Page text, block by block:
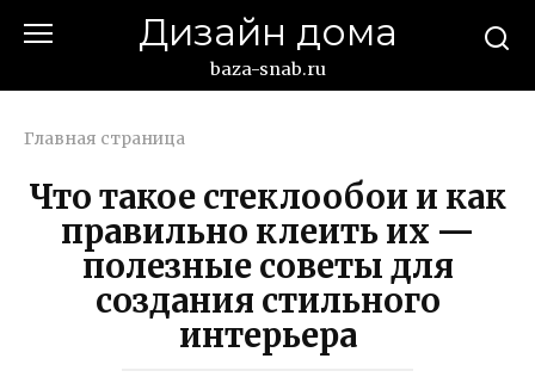
Дизайн дома
baza-snab.ru
Главная страница
Что такое стеклообои и как
правильно клеить их —
полезные советы для
создания стильного
интерьера